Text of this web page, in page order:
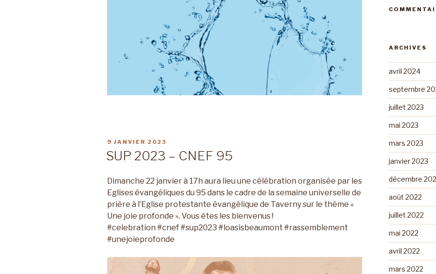
PUBLIÉ
9 JANVIER 2023
SUP 2023 – CNEF 95
Dimanche 22 janvier à 17h aura lieu une célébration organisée par les
Eglises évangéliques du 95 dans le cadre de la semaine universelle de
prière à l’Eglise protestante évangélique de Taverny sur le thème «
Une joie profonde ». Vous êtes les bienvenus !
#celebration #cnef #sup2023 #loasisbeaumont #rassemblement
#unejoieprofonde
ARCHIVES
avril 2024
septembre
juillet 2023
mai 2023
mars 2023
janvier 2023
décembre
août 2022
juillet 2022
mai 2022
avril 2022
mars 2022